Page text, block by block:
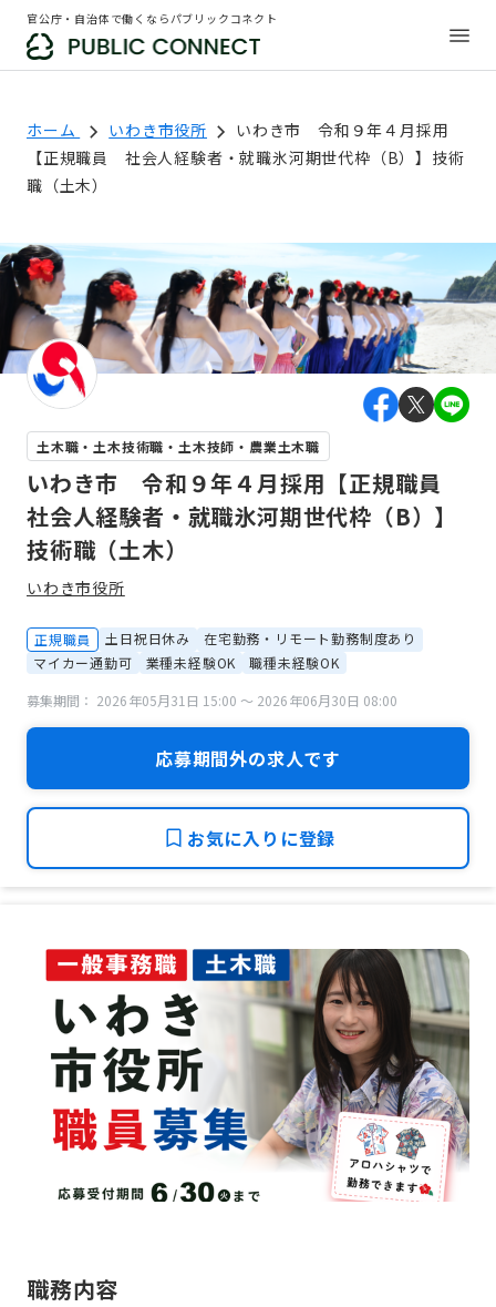
官公庁・自治体で働くならパブリックコネクト
ホーム いわき市役所
いわき市 令和９年４月採用
【正規職員 社会人経験者・就職氷河期世代枠（B）】技術
職（土木）
土木職・土木技術職・土木技師・農業土木職
いわき市 令和９年４月採用【正規職員
社会人経験者・就職氷河期世代枠（B）】
技術職（土木）
いわき市役所
正規職員 土日祝日休み
在宅勤務・リモート勤務制度あり
マイカー通勤可
業種未経験OK
職種未経験OK
募集期間： 2026年05月31日 15:00 〜 2026年06月30日 08:00
応募期間外の求人です
お気に入りに登録
職務内容